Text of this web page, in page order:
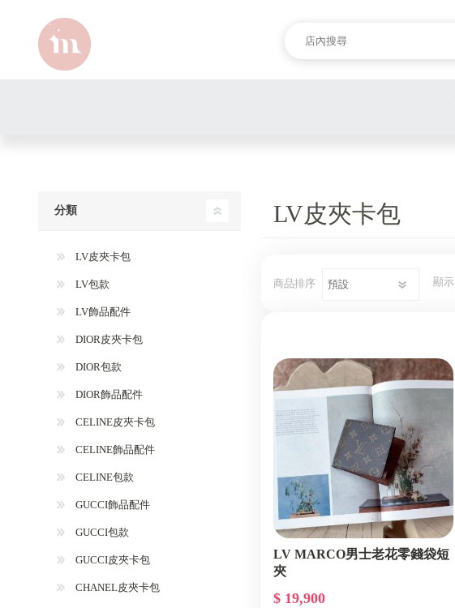
LV皮夾卡包
商品排序 顯示
LV MARCO男士老花零錢袋短
夾
$ 19,900
分類
LV皮夾卡包
LV包款
LV飾品配件
DIOR皮夾卡包
DIOR包款
DIOR飾品配件
CELINE皮夾卡包
CELINE飾品配件
CELINE包款
GUCCI飾品配件
GUCCI包款
GUCCI皮夾卡包
CHANEL皮夾卡包